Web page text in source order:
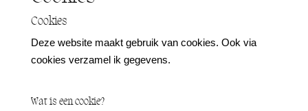
Cookies
Deze website maakt gebruik van cookies. Ook via
cookies verzamel ik gegevens.
Wat is een cookie?